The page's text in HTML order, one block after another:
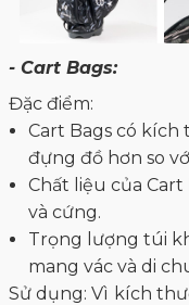
- Cart Bags:
Đặc điểm:
Cart Bags có
đựng đồ hơn so
Chất liệu của
và cứng.
Trọng lượng túi
mang vác và di
Sử dụng: Vì kích